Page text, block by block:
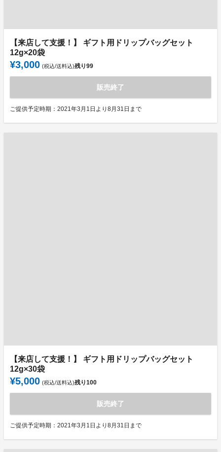
【来店して支援！】 ギフト用ドリップバッグセット
12g×20袋
¥3,000 (税込/送料込)残り99
販売終了
ご提供予定時期：2021年3月1日より8月31日まで
【来店して支援！】 ギフト用ドリップバッグセット
12g×30袋
¥5,000 (税込/送料込)残り100
販売終了
ご提供予定時期：2021年3月1日より8月31日まで